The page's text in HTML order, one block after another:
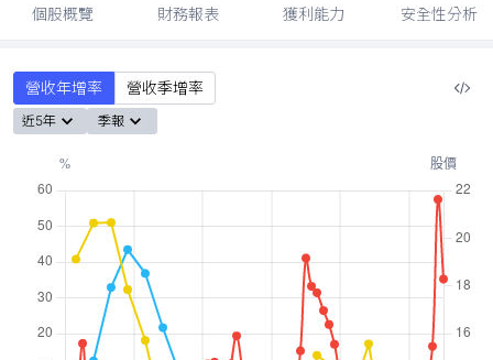
個股概覽 財務報表 獲利能力 安全性分析
營收年增率 營收季增率
近5年 季報